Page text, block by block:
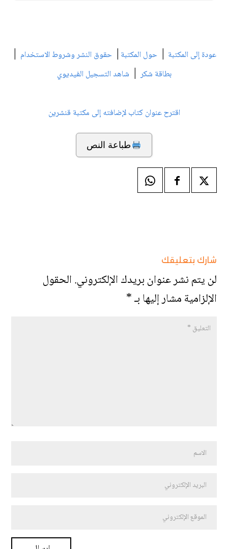
عودة إلى المكتبة | حول المكتبة | حقوق النشر وشروط الاستخدام |
بطاقة شكر| شاهد التسجيل الفيديوي
اقترح عنوان كتاب لإضافته إلى مكتبة قنشرين
طباعة النص
شارك بتعليقك
لن يتم نشر عنوان بريدك الإلكتروني.الحقول
الإلزامية مشار إليها بـ*